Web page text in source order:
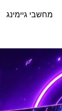
מחשבי גיימינג